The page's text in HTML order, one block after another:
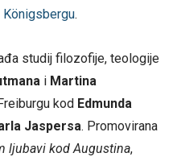
Königsbergu.
studij filozofije, teologije
i Martina
kod Edmunda
Jaspersa. Promovirana
ljubavi kod Augustina,